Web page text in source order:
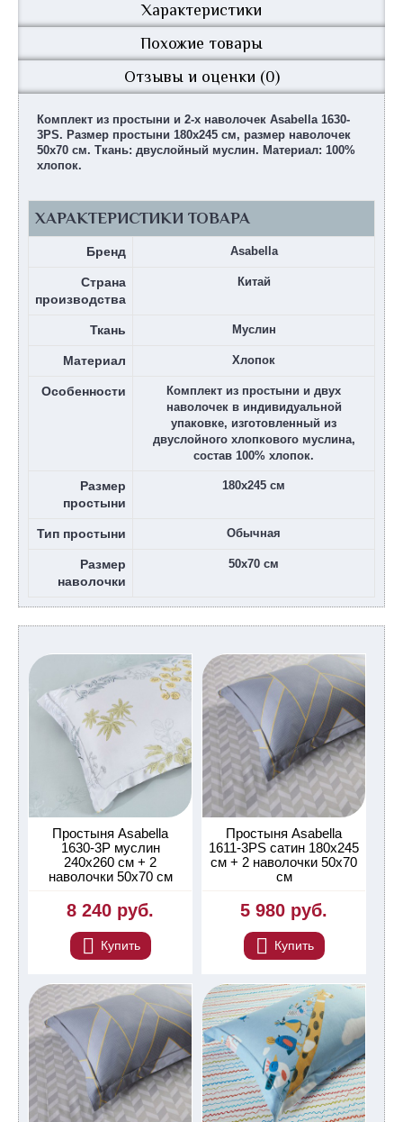
Характеристики
Похожие товары
Отзывы и оценки (0)
Комплект из простыни и 2-х наволочек Asabella 1630-
3PS. Размер простыни 180х245 см, размер наволочек
50х70 см. Ткань: двуслойный муслин. Материал: 100%
хлопок.
ХАРАКТЕРИСТИКИ ТОВАРА
Бренд Asabella
Страна
производства
Китай
Ткань Муслин
Материал Хлопок
Особенности
Комплект из простыни и двух
наволочек в индивидуальной
упаковке, изготовленный из
двуслойного хлопкового муслина,
состав 100% хлопок.
Размер
простыни
180х245 см
Тип простыни Обычная
Размер
наволочки
50х70 см
Простыня Asabella
1630-3P муслин
240х260 см + 2
наволочки 50х70 см
8 240 руб.
Купить
Простыня Asabella
1611-3PS сатин 180х245
см + 2 наволочки 50х70
см
5 980 руб.
Купить